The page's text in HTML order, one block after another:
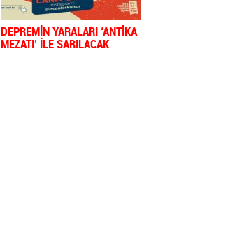
DEPREMİN YARALARI ‘ANTİKA
MEZATI’ İLE SARILACAK